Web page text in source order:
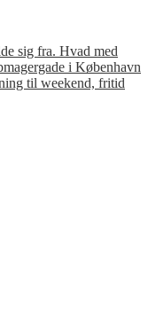
sig fra. Hvad med
i København
til weekend, fritid